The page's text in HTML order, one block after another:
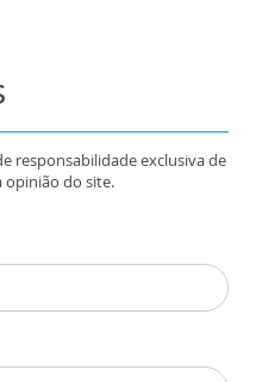
responsabilidade exclusiva de
opinião do site.